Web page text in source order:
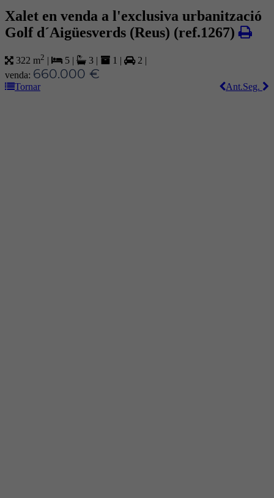
Xalet en venda a l'exclusiva urbanització
Golf d´Aigüesverds (Reus) (ref.1267)
322 m2 | 5 | 3 | 1 | 2 |
venda: 660.000 €
Tornar Seg.
Ant.